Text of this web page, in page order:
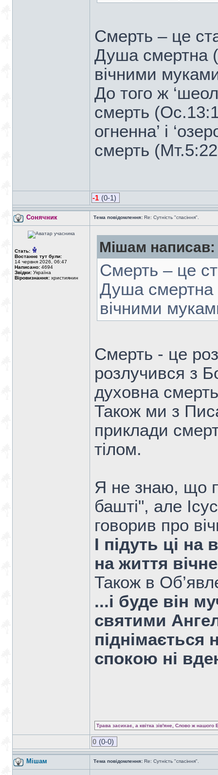
Смерть – це
Душа смертна
вічними
До того ж
смерть
огненна’ і
смерть
-1 (0-1)
Сонячник Тема повідомлення: Re: Сутність "спасіння".
Стать:
Востаннє тут були:
14 червня 2026, 06:47
Написано: 4694
Звідки: Україна
Віровизнання: християнин
Мішам написав:
Смерть – це
Душа смертна
вічними
Смерть - це
розлучився з
духовна
Також ми з
приклади
тілом.
Я не знаю, що
башті", але
говорив про
І підуть ці
на життя
Також в
...і буде він
святими
піднімається
спокою ні
Трава засихає, а квітка зів'яне, Слово ж нашого
0 (0-0)
Мішам Тема повідомлення: Re: Сутність "спасіння".